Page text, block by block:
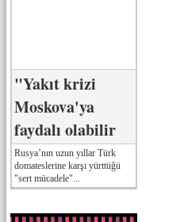
"Yakıt krizi
Moskova'ya
faydalı olabilir
Rusya’nın uzun yıllar Türk
domateslerine karşı yürttüğü
"sert mücadele"...